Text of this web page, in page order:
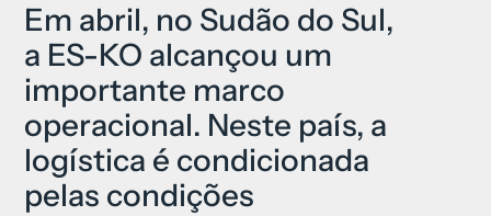
Em abril, no Sudão do Sul,
a ES-KO alcançou um
importante marco
operacional. Neste país, a
logística é condicionada
pelas condições